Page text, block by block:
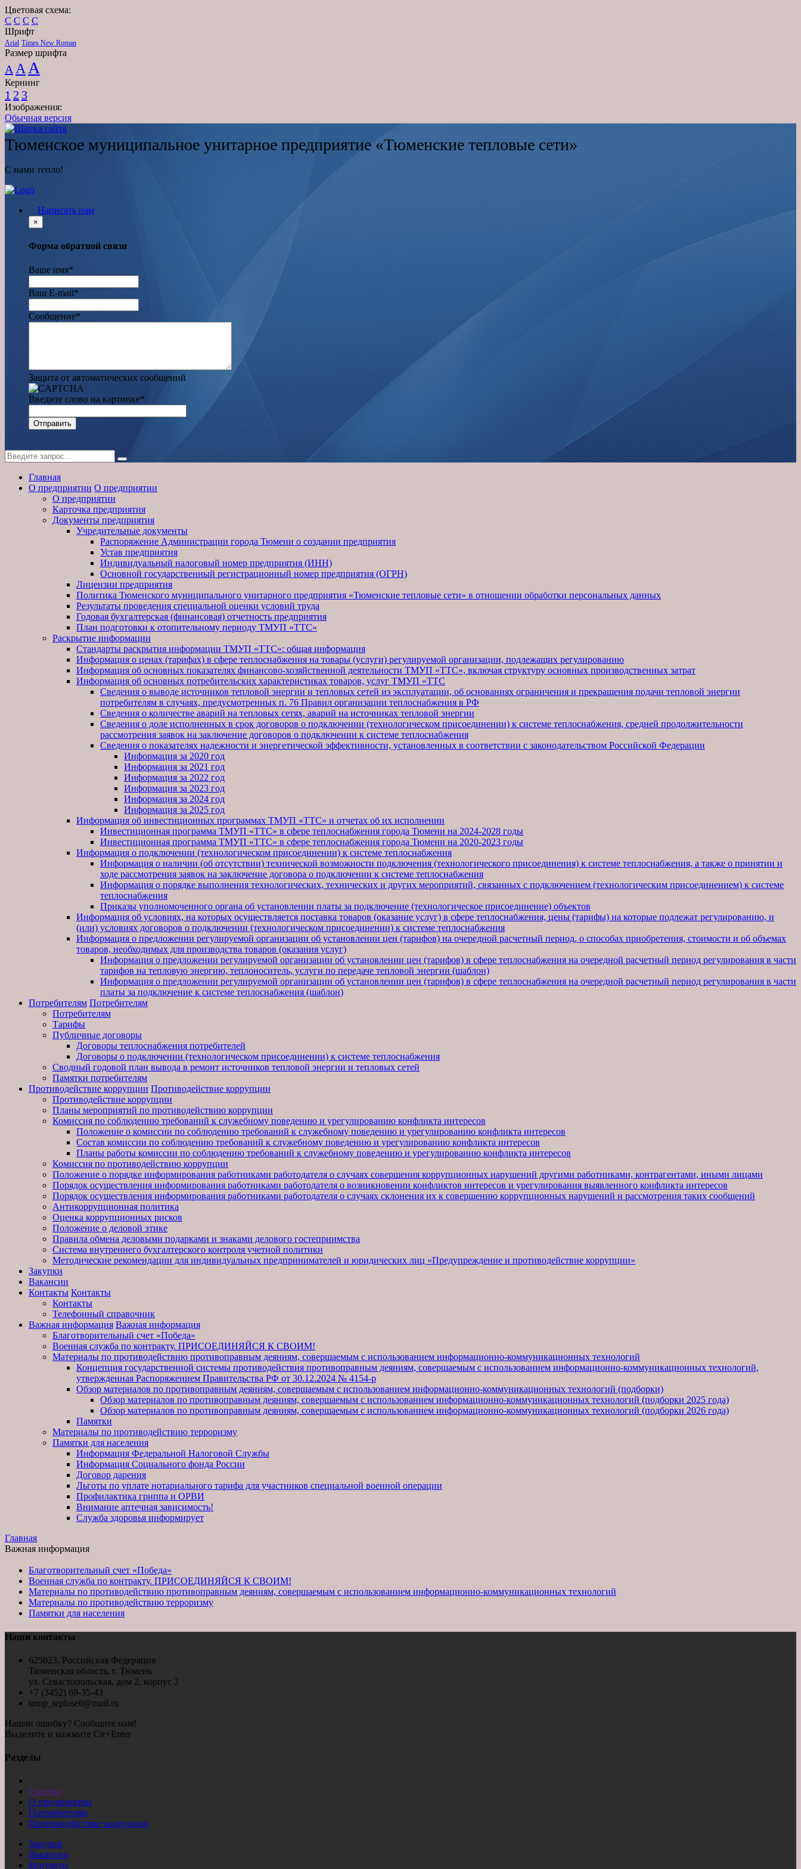
Цветовая схема:
C C C C
Шрифт
Arial Times New Roman
Размер шрифта
A A A
Кернинг
1 2 3
Изображения:
Обычная версия
Тюменское муниципальное унитарное предприятие «Тюменские тепловые сети»
С нами тепло!
Написать нам
×
Форма обратной связи
Ваше имя*
Ваш E-mail*
Сообщение*
Защита от автоматических сообщений
Введите слово на картинке*
Главная
О предприятии О предприятии
О предприятии
Карточка предприятия
Документы предприятия
Учредительные документы
Распоряжение Администрации города Тюмени о создании предприятия
Устав предприятия
Индивидуальный налоговый номер предприятия (ИНН)
Основной государственный регистрационный номер предприятия (ОГРН)
Лицензии предприятия
Политика Тюменского муниципального унитарного предприятия «Тюменские тепловые сети» в отношении обработки персональных данных
Результаты проведения специальной оценки условий труда
Годовая бухгалтерская (финансовая) отчетность предприятия
План подготовки к отопительному периоду ТМУП «ТТС»
Раскрытие информации
Стандарты раскрытия информации ТМУП «ТТС»: общая информация
Информация о ценах (тарифах) в сфере теплоснабжения на товары (услуги) регулируемой организации, подлежащих регулированию
Информация об основных показателях финансово-хозяйственной деятельности ТМУП «ТТС», включая структуру основных производственных затрат
Информация об основных потребительских характеристиках товаров, услуг ТМУП «ТТС
Сведения о выводе источников тепловой энергии и тепловых сетей из эксплуатации, об основаниях ограничения и прекращения подачи тепловой энергии
потребителям в случаях, предусмотренных п. 76 Правил организации теплоснабжения в РФ
Сведения о количестве аварий на тепловых сетях, аварий на источниках тепловой энергии
Сведения о доле исполненных в срок договоров о подключении (технологическом присоединении) к системе теплоснабжения, средней продолжительности
рассмотрения заявок на заключение договоров о подключении к системе теплоснабжения
Сведения о показателях надежности и энергетической эффективности, установленных в соответствии с законодательством Российской Федерации
Информация за 2020 год
Информация за 2021 год
Информация за 2022 год
Информация за 2023 год
Информация за 2024 год
Информация за 2025 год
Информация об инвестиционных программах ТМУП «ТТС» и отчетах об их исполнении
Инвестиционная программа ТМУП «ТТС» в сфере теплоснабжения города Тюмени на 2024-2028 годы
Инвестиционная программа ТМУП «ТТС» в сфере теплоснабжения города Тюмени на 2020-2023 годы
Информация о подключении (технологическом присоединении) к системе теплоснабжения
Информация о наличии (об отсутствии) технической возможности подключения (технологического присоединения) к системе теплоснабжения, а также о принятии и
ходе рассмотрения заявок на заключение договора о подключении к системе теплоснабжения
Информация о порядке выполнения технологических, технических и других мероприятий, связанных с подключением (технологическим присоединением) к системе
теплоснабжения
Приказы уполномоченного органа об установлении платы за подключение (технологическое присоединение) объектов
Информация об условиях, на которых осуществляется поставка товаров (оказание услуг) в сфере теплоснабжения, цены (тарифы) на которые подлежат регулированию, и
(или) условиях договоров о подключении (технологическом присоединении) к системе теплоснабжения
Информация о предложении регулируемой организации об установлении цен (тарифов) на очередной расчетный период, о способах приобретения, стоимости и об объемах
товаров, необходимых для производства товаров (оказания услуг)
Информация о предложении регулируемой организации об установлении цен (тарифов) в сфере теплоснабжения на очередной расчетный период регулирования в части
тарифов на тепловую энергию, теплоноситель, услуги по передаче тепловой энергии (шаблон)
Информация о предложении регулируемой организации об установлении цен (тарифов) в сфере теплоснабжения на очередной расчетный период регулирования в части
платы за подключение к системе теплоснабжения (шаблон)
Потребителям Потребителям
Потребителям
Тарифы
Публичные договоры
Договоры теплоснабжения потребителей
Договоры о подключении (технологическом присоединении) к системе теплоснабжения
Сводный годовой план вывода в ремонт источников тепловой энергии и тепловых сетей
Памятки потребителям
Противодействие коррупции Противодействие коррупции
Противодействие коррупции
Планы мероприятий по противодействию коррупции
Комиссия по соблюдению требований к служебному поведению и урегулированию конфликта интересов
Положение о комиссии по соблюдению требований к служебному поведению и урегулированию конфликта интересов
Состав комиссии по соблюдению требований к служебному поведению и урегулированию конфликта интересов
Планы работы комиссии по соблюдению требований к служебному поведению и урегулированию конфликта интересов
Комиссия по противодействию коррупции
Положение о порядке информирования работниками работодателя о случаях совершения коррупционных нарушений другими работниками, контрагентами, иными лицами
Порядок осуществления информирования работниками работодателя о возникновении конфликтов интересов и урегулирования выявленного конфликта интересов
Порядок осуществления информирования работниками работодателя о случаях склонения их к совершению коррупционных нарушений и рассмотрения таких сообщений
Антикоррупционная политика
Оценка коррупционных рисков
Положение о деловой этике
Правила обмена деловыми подарками и знаками делового гостеприимства
Система внутреннего бухгалтерского контроля учетной политики
Методические рекомендации для индивидуальных предпринимателей и юридических лиц «Предупреждение и противодействие коррупции»
Закупки
Вакансии
Контакты Контакты
Контакты
Телефонный справочник
Важная информация Важная информация
Благотворительный счет «Победа»
Военная служба по контракту. ПРИСОЕДИНЯЙСЯ К СВОИМ!
Материалы по противодействию противоправным деяниям, совершаемым с использованием информационно-коммуникационных технологий
Концепция государственной системы противодействия противоправным деяниям, совершаемым с использованием информационно-коммуникационных технологий,
утвержденная Распоряжением Правительства РФ от 30.12.2024 № 4154-р
Обзор материалов по противоправным деяниям, совершаемым с использованием информационно-коммуникационных технологий (подборки)
Обзор материалов по противоправным деяниям, совершаемым с использованием информационно-коммуникационных технологий (подборки 2025 года)
Обзор материалов по противоправным деяниям, совершаемым с использованием информационно-коммуникационных технологий (подборки 2026 года)
Памятки
Материалы по противодействию терроризму
Памятки для населения
Информация Федеральной Налоговой Службы
Информация Социального фонда России
Договор дарения
Льготы по уплате нотариального тарифа для участников специальной военной операции
Профилактика гриппа и ОРВИ
Внимание аптечная зависимость!
Служба здоровья информирует
Главная
Важная информация
Благотворительный счет «Победа»
Военная служба по контракту. ПРИСОЕДИНЯЙСЯ К СВОИМ!
Материалы по противодействию противоправным деяниям, совершаемым с использованием информационно-коммуникационных технологий
Материалы по противодействию терроризму
Памятки для населения
Наши контакты
625023, Российская Федерация
Тюменская область, г. Тюмень
ул. Севастопольская, дом 2, корпус 2
+7 (3452) 69-35-43
tmup_teploseti@mail.ru
Нашли ошибку? Сообщите нам!
Выделите и нажмите Ctr+Enter
Разделы
Главная
О предприятии
Потребителям
Противодействие коррупции
Закупки
Вакансии
Контакты